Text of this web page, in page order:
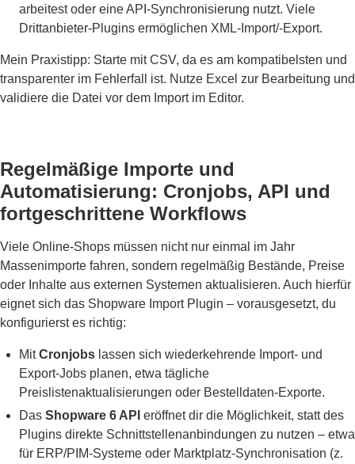
arbeitest oder eine API-Synchronisierung nutzt. Viele
Drittanbieter-Plugins ermöglichen XML-Import/-Export.
Mein Praxistipp: Starte mit CSV, da es am kompatibelsten und
transparenter im Fehlerfall ist. Nutze Excel zur Bearbeitung und
validiere die Datei vor dem Import im Editor.
Regelmäßige Importe und
Automatisierung: Cronjobs, API und
fortgeschrittene Workflows
Viele Online-Shops müssen nicht nur einmal im Jahr
Massenimporte fahren, sondern regelmäßig Bestände, Preise
oder Inhalte aus externen Systemen aktualisieren. Auch hierfür
eignet sich das Shopware Import Plugin – vorausgesetzt, du
konfigurierst es richtig:
MitCronjobs lassen sich wiederkehrende Import- und
Export-Jobs planen, etwa tägliche
Preislistenaktualisierungen oder Bestelldaten-Exporte.
Das Shopware 6 API eröffnet dir die Möglichkeit, statt des
Plugins direkte Schnittstellenanbindungen zu nutzen – etwa
für ERP/PIM-Systeme oder Marktplatz-Synchronisation (z.